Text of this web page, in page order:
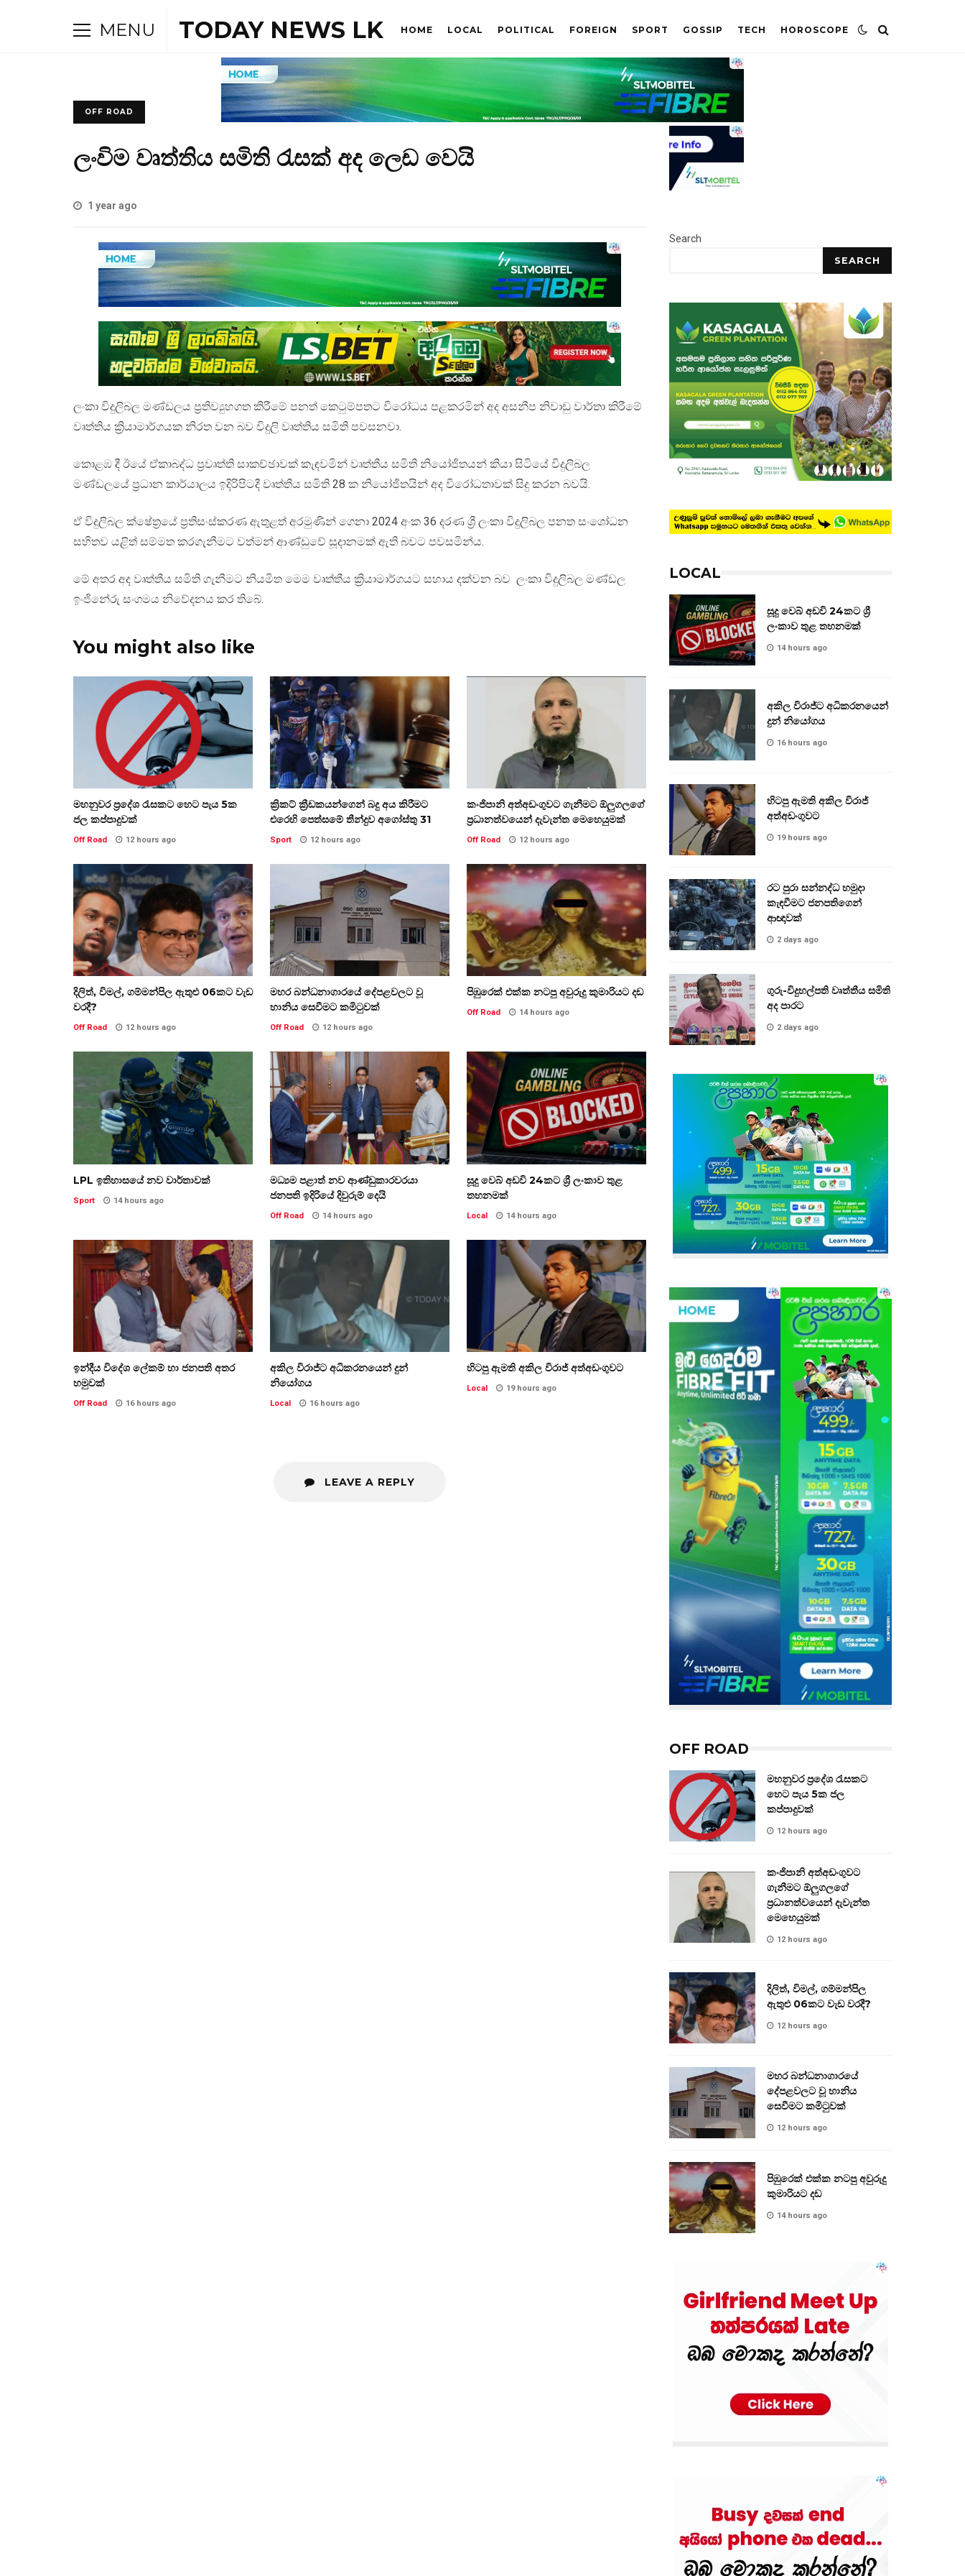
MENU TODAY NEWS LK HOME LOCAL POLITICAL FOREIGN SPORT GOSSIP TECH HOROSCOPE
OFF ROAD
ලංවිම වෘත්තිය සමිති රැසක් අද ලෙඩ වෙයි
1 year ago
ලංකා විදුලිබල මණ්ඩලය ප්‍රතිව්‍යුහගත කිරීමේ පනත් කෙටුම්පතට විරෝධය පළකරමින් අද අසනීප නිවාඩු වාර්තා කිරීමේ
වෘත්තිය ක්‍රියාමාර්ගයක නිරත වන බව විදුලි වෘත්තිය සමිති පවසනවා.
කොළඹ දී ඊයේ ඒකාබද්ධ ප්‍රවෘත්ති සාකච්ඡාවක් කැඳවමින් වෘත්තීය සමිති නියෝජිතයන් කියා සිටියේ විදුලිබල
මණ්ඩලයේ ප්‍රධාන කාර්යාලය ඉදිරිපිටදී වෘත්තීය සමිති 28 ක නියෝජිතයින් අද විරෝධතාවක් සිදු කරන බවයි.
ඒ විදුලිබල ක්ෂේත්‍රයේ ප්‍රතිසංස්කරණ ඇතුළත් අරමුණින් ගෙනා 2024 අංක 36 දරණ ශ්‍රී ලංකා විදුලිබල පනත සංශෝධන
සහිතව යළිත් සම්මත කරගැනීමට වත්මන් ආණ්ඩුවේ සූදානමක් ඇති බවට පවසමින්ය.
මේ අතර අද වෘත්තීය සමිති ගැනීමට නියමිත මෙම වෘත්තීය ක්‍රියාමාර්ගයට සහාය දක්වන බව ලංකා විදුලිබල මණ්ඩල
ඉංජිනේරු සංගමය නිවේදනය කර තිබේ.
You might also like
මහනුවර ප්‍රදේශ රැසකට හෙට පැය 5ක
ජල කප්පාදුවක්
Off Road 12 hours ago
ක්‍රිකට් ක්‍රීඩකයන්ගෙන් බදු අය කිරීමට
එරෙහි පෙත්සමේ තීන්දුව අගෝස්තු 31
Sport 12 hours ago
කංජිපානි අත්අඩංගුවට ගැනීමට ඕලුගලගේ
ප්‍රධානත්වයෙන් දැවැන්ත මෙහෙයුමක්
Off Road 12 hours ago
දිලිත්, විමල්, ගම්මන්පිල ඇතුළු 06කට වැඩ
වරදී?
Off Road 12 hours ago
මහර බන්ධනාගාරයේ දේපළවලට වූ
හානිය සෙවීමට කමිටුවක්
Off Road 12 hours ago
පිඹුරෙක් එක්ක නටපු අවුරුදු කුමාරියට දඩ
Off Road 14 hours ago
LPL ඉතිහාසයේ නව වාර්තාවක්
Sport 14 hours ago
මධ්‍යම පළාත් නව ආණ්ඩුකාරවරයා
ජනපති ඉදිරියේ දිවුරුම් දෙයි
Off Road 14 hours ago
සූදු වෙබ් අඩවි 24කට ශ්‍රී ලංකාව තුළ
තහනමක්
Local 14 hours ago
ඉන්දීය විදේශ ලේකම් හා ජනපති අතර
හමුවක්
Off Road 16 hours ago
අකිල විරාජ්ට අධිකරනයෙන් දුන්
නියෝගය
Local 16 hours ago
හිටපු ඇමති අකිල විරාජ් අත්අඩංගුවට
Local 19 hours ago
LEAVE A REPLY
Search
SEARCH
LOCAL
සූදු වෙබ් අඩවි 24කට ශ්‍රී
ලංකාව තුළ තහනමක්
14 hours ago
අකිල විරාජ්ට අධිකරනයෙන්
දුන් නියෝගය
16 hours ago
හිටපු ඇමති අකිල විරාජ්
අත්අඩංගුවට
19 hours ago
රට පුරා සන්නද්ධ හමුදා
කැඳවීමට ජනපතිගෙන්
ආඥාවක්
2 days ago
ගුරු-විදුහල්පති වෘත්තීය සමිති
අද පාරට
2 days ago
OFF ROAD
මහනුවර ප්‍රදේශ රැසකට
හෙට පැය 5ක ජල
කප්පාදුවක්
12 hours ago
කංජිපානි අත්අඩංගුවට
ගැනීමට ඕලුගලගේ
ප්‍රධානත්වයෙන් දැවැන්ත
මෙහෙයුමක්
12 hours ago
දිලිත්, විමල්, ගම්මන්පිල
ඇතුළු 06කට වැඩ වරදී?
12 hours ago
මහර බන්ධනාගාරයේ
දේපළවලට වූ හානිය
සෙවීමට කමිටුවක්
12 hours ago
පිඹුරෙක් එක්ක නටපු අවුරුදු
කුමාරියට දඩ
14 hours ago